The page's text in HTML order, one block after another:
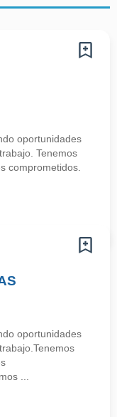
oportunidades
Tenemos
comprometidos.
oportunidades
...